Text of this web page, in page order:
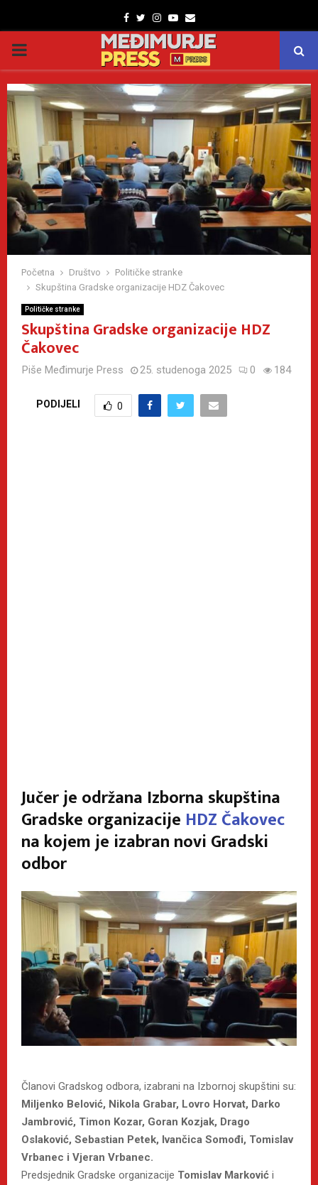
Facebook
TwitterInstagram
Youtube
Email
PRIMARY
MENU
Početna Društvo
Političke stranke
Skupština Gradske organizacije HDZ Čakovec
Političke stranke
Skupština Gradske organizacije HDZ
Čakovec
Piše Međimurje Press 25. studenoga 2025 0 184
PODIJELI 0
Jučer je održana Izborna skupština
Gradske organizacije HDZ Čakovec
na kojem je izabran novi Gradski
odbor
Članovi Gradskog odbora, izabrani na Izbornoj skupštini su:
Miljenko Belović, Nikola Grabar, Lovro Horvat, Darko
Jambrović, Timon Kozar, Goran Kozjak, Drago
Oslaković, Sebastian Petek, Ivančica Somođi, Tomislav
Vrbanec i Vjeran Vrbanec.
Predsjednik Gradske organizacije Tomislav Marković i